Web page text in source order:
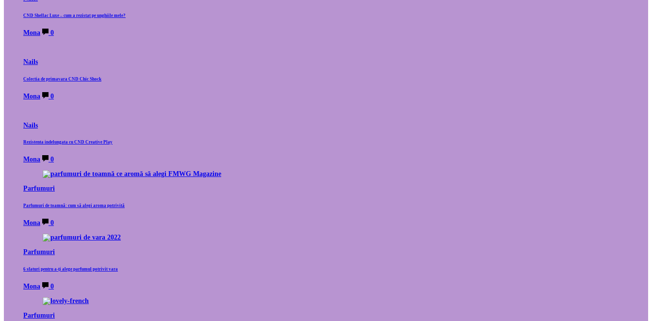
CND Shellac Luxe – cum a rezistat pe unghiile mele?
Mona 0
Nails
Colectia de primavara CND Chic Shock
Mona 0
Nails
Rezistenta indelungata cu CND Creative Play
Mona 0
Parfumuri
Parfumuri de toamnă: cum să alegi aroma potrivită
Mona 0
Parfumuri
6 sfaturi pentru a-ți alege parfumul potrivit vara
Mona 0
Parfumuri